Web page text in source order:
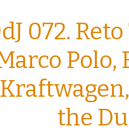
072.
Polo,
the